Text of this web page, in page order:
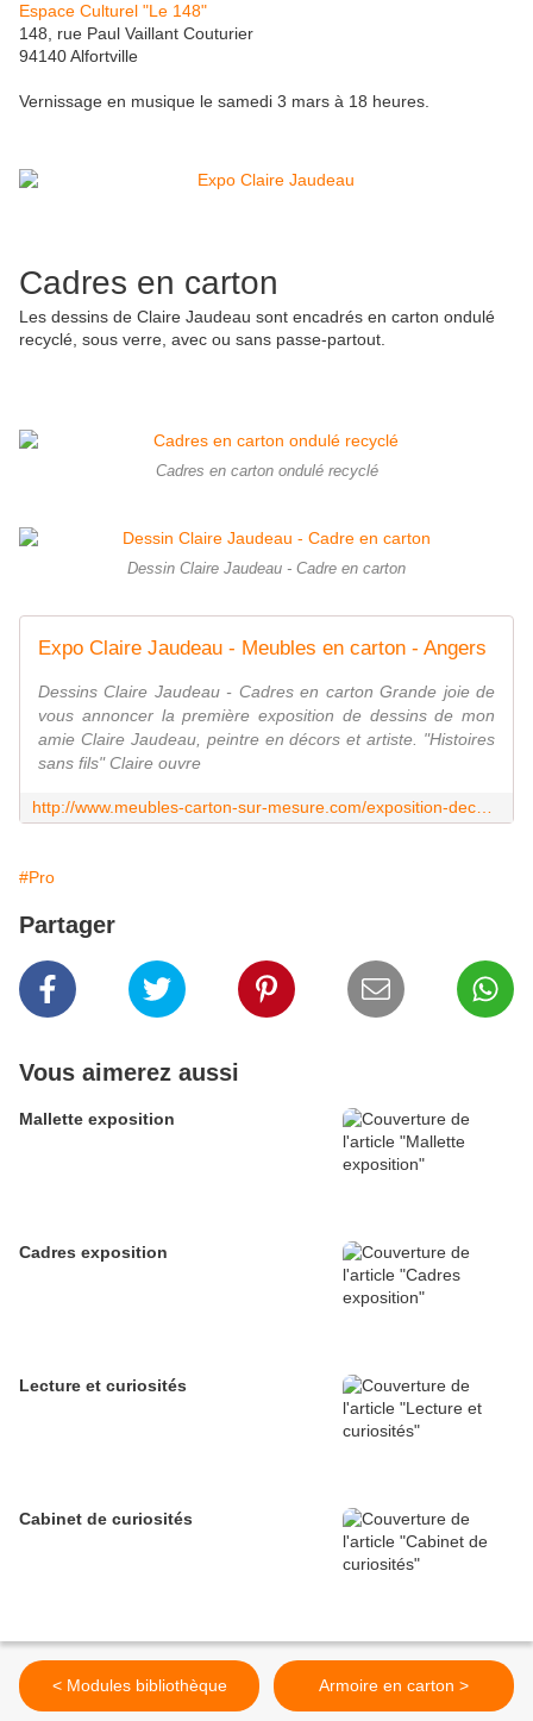
Espace Culturel "Le 148"
148, rue Paul Vaillant Couturier
94140 Alfortville
Vernissage en musique le samedi 3 mars à 18 heures.
Cadres en carton
Les dessins de Claire Jaudeau sont encadrés en carton ondulé
recyclé, sous verre, avec ou sans passe-partout.
Cadres en carton ondulé recyclé
Dessin Claire Jaudeau - Cadre en carton
Expo Claire Jaudeau - Meubles en carton - Angers
Dessins Claire Jaudeau - Cadres en carton Grande joie de
vous annoncer la première exposition de dessins de mon
amie Claire Jaudeau, peintre en décors et artiste. "Histoires
sans fils" Claire ouvre
#Pro
Partager
Vous aimerez aussi
Mallette exposition
Cadres exposition
Lecture et curiosités
Cabinet de curiosités
< Modules bibliothèque Armoire en carton >